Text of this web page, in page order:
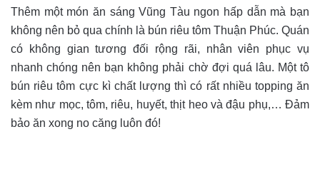
Thêm một món ăn sáng Vũng Tàu ngon hấp dẫn mà bạn
không nên bỏ qua chính là bún riêu tôm Thuận Phúc. Quán
có không gian tương đối rộng rãi, nhân viên phục vụ
nhanh chóng nên bạn không phải chờ đợi quá lâu. Một tô
bún riêu tôm cực kì chất lượng thì có rất nhiều topping ăn
kèm như mọc, tôm, riêu, huyết, thịt heo và đậu phụ,… Đảm
bảo ăn xong no căng luôn đó!